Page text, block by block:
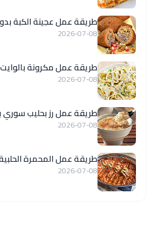
طريقة عمل عجينة الكبة
2026-07-08
طريقة عمل مكرونة
2026-07-08
طريقة عمل رز بحليب سوري بـ 5
2026-07-08
طريقة عمل المحمرة الحلبية
2026-07-08